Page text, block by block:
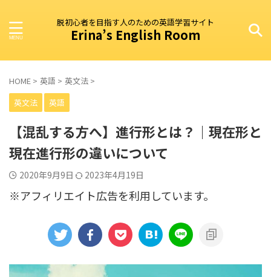
脱初心者を目指す人のための英語学習サイト
Erina’s English Room
HOME > 英語 > 英文法 >
英文法
英語
【混乱する方へ】進行形とは？｜現在形と
現在進行形の違いについて
2020年9月9日 2023年4月19日
※アフィリエイト広告を利用しています。